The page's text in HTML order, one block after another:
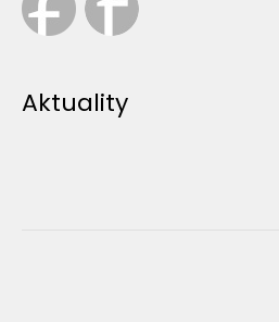
Aktuality